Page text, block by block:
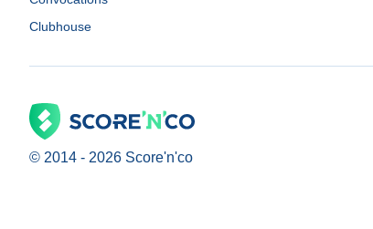
Clubhouse
© 2014 - 2026 Score'n'co